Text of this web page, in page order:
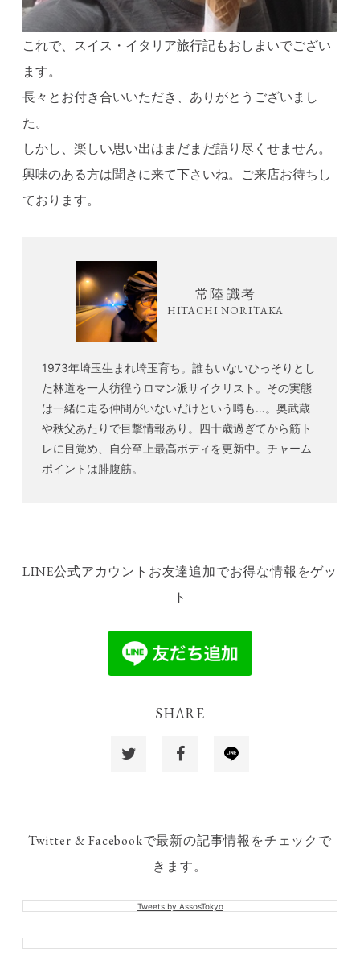
これで、スイス・イタリア旅行記もおしまいでござい
ます。
長々とお付き合いいただき、ありがとうございまし
た。
しかし、楽しい思い出はまだまだ語り尽くせません。
興味のある方は聞きに来て下さいね。ご来店お待ちし
ております。
常陸 識考
HITACHI NORITAKA
1973年埼玉生まれ埼玉育ち。誰もいないひっそりとし
た林道を一人彷徨うロマン派サイクリスト。その実態
は一緒に走る仲間がいないだけという噂も…。奥武蔵
や秩父あたりで目撃情報あり。四十歳過ぎてから筋ト
レに目覚め、自分至上最高ボディを更新中。チャーム
ポイントは腓腹筋。
LINE公式アカウントお友達追加でお得な情報をゲッ
ト
SHARE
Twitter & Facebookで最新の記事情報をチェックで
きます。
Tweets by AssosTokyo